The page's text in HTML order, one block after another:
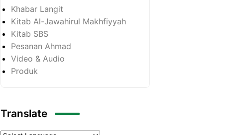
Khabar Langit
Kitab Al-Jawahirul Makhfiyyah
Kitab SBS
Pesanan Ahmad
Video & Audio
Produk
Translate